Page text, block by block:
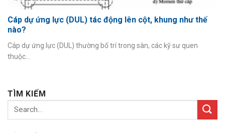
Cáp dự ứng lực (DUL) tác động lên cột, khung như thế
nào?
Cáp dự ứng lực (DUL) thường bố trí trong sàn, các kỹ sư quen
thuộc...
TÌM KIẾM